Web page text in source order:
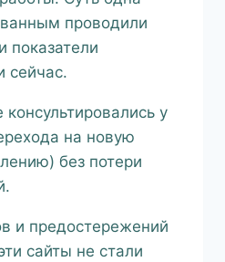
проводили
показатели
сейчас.
у
на новую
без потери
и предостережений
сайты не стали